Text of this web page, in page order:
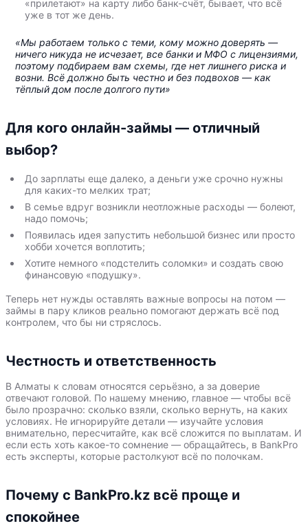
«прилетают» на карту либо банк-счёт, бывает, что всё
уже в тот же день.
«Мы работаем только с теми, кому можно доверять —
ничего никуда не исчезает, все банки и МФО с лицензиями,
поэтому подбираем вам схемы, где нет лишнего риска и
возни. Всё должно быть честно и без подвохов — как
тёплый дом после долгого пути»
Для кого онлайн-займы — отличный
выбор?
До зарплаты еще далеко, а деньги уже срочно нужны
для каких-то мелких трат;
В семье вдруг возникли неотложные расходы — болеют,
надо помочь;
Появилась идея запустить небольшой бизнес или просто
хобби хочется воплотить;
Хотите немного «подстелить соломки» и создать свою
финансовую «подушку».
Теперь нет нужды оставлять важные вопросы на потом —
займы в пару кликов реально помогают держать всё под
контролем, что бы ни стряслось.
Честность и ответственность
В Алматы к словам относятся серьёзно, а за доверие
отвечают головой. По нашему мнению, главное — чтобы всё
было прозрачно: сколько взяли, сколько вернуть, на каких
условиях. Не игнорируйте детали — изучайте условия
внимательно, пересчитайте, как всё сложится по выплатам. И
если есть хоть какое-то сомнение — обращайтесь, в BankPro
есть эксперты, которые растолкуют всё по полочкам.
Почему с BankPro.kz всё проще и
спокойнее